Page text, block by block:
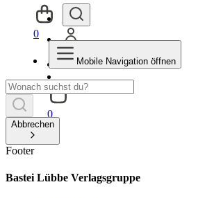
0
0
Mobile Navigation öffnen
Abbrechen
Footer
Bastei Lübbe Verlagsgruppe